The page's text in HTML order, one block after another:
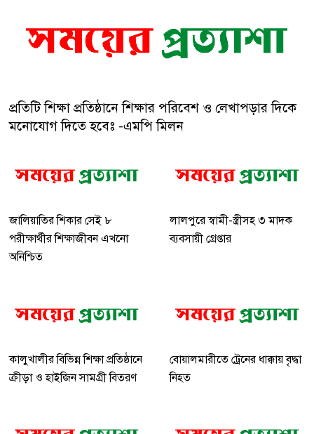
প্রতিটি শিক্ষা প্রতিষ্ঠানে শিক্ষার পরিবেশ ও লেখাপড়ার দিকে
মনোযোগ দিতে হবেঃ -এমপি মিলন
জালিয়াতির শিকার সেই ৮
পরীক্ষার্থীর শিক্ষাজীবন এখনো
অনিশ্চিত
লালপুরে স্বামী-স্ত্রীসহ ৩ মাদক
ব্যবসায়ী গ্রেপ্তার
কালুখালীর বিভিন্ন শিক্ষা প্রতিষ্ঠানে
ক্রীড়া ও হাইজিন সামগ্রী বিতরণ
বোয়ালমারীতে ট্রেনের ধাক্কায় বৃদ্ধা
নিহত